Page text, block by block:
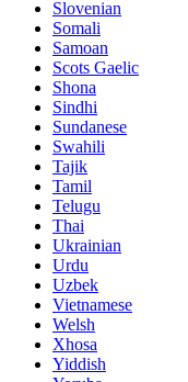
Slovenian
Somali
Samoan
Scots Gaelic
Shona
Sindhi
Sundanese
Swahili
Tajik
Tamil
Telugu
Thai
Ukrainian
Urdu
Uzbek
Vietnamese
Welsh
Xhosa
Yiddish